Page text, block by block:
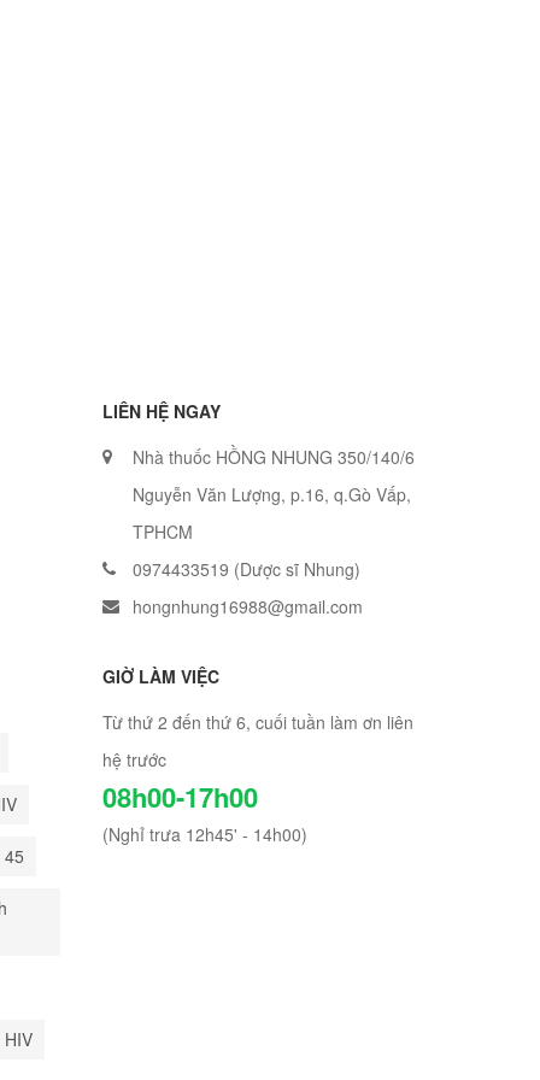
LIÊN HỆ NGAY
Nhà thuốc HỒNG NHUNG 350/140/6
Nguyễn Văn Lượng, p.16, q.Gò Vấp,
TPHCM
0974433519 (Dược sĩ Nhung)
hongnhung16988@gmail.com
GIỜ LÀM VIỆC
Từ thứ 2 đến thứ 6, cuối tuần làm ơn liên
hệ trước
08h00-17h00
(Nghỉ trưa 12h45' - 14h00)